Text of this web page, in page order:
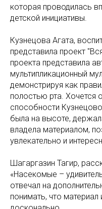
которая проводилась
детской инициативы.
Кузнецова Агата,
представила проект
проекта представила
мультипликационный
демонстрируя как
полостью рта. Хочется
способности
была на высоте,
владела материалом,
увлекательно и
Шагаргазин Тагир,
«Насекомые –
отвечал на
понимать, что